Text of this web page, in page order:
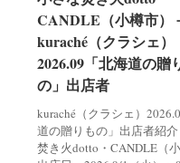
CANDLE（小樽市）
kuraché（クラシェ）
2026.09「北海道の贈
の」出店者
kuraché（クラシェ）
道の贈りもの」出店者紹
焚き火dotto・CANDLE（
CANDLE（小樽市）
kuraché（クラシェ）
2026.09「北海道の贈
の」出店者